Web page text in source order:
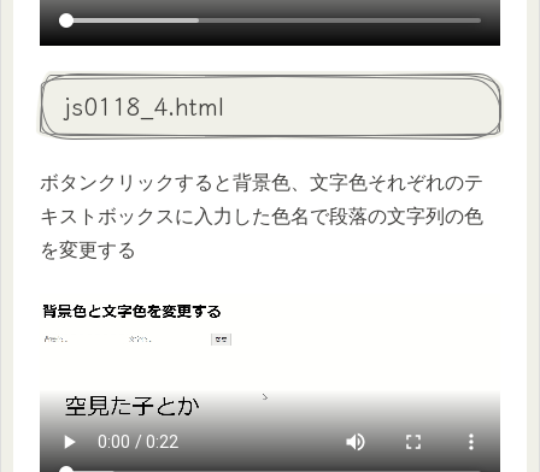
js0118_4.html
ボタンクリックすると背景色、文字色それぞれのテ
キストボックスに入力した色名で段落の文字列の色
を変更する